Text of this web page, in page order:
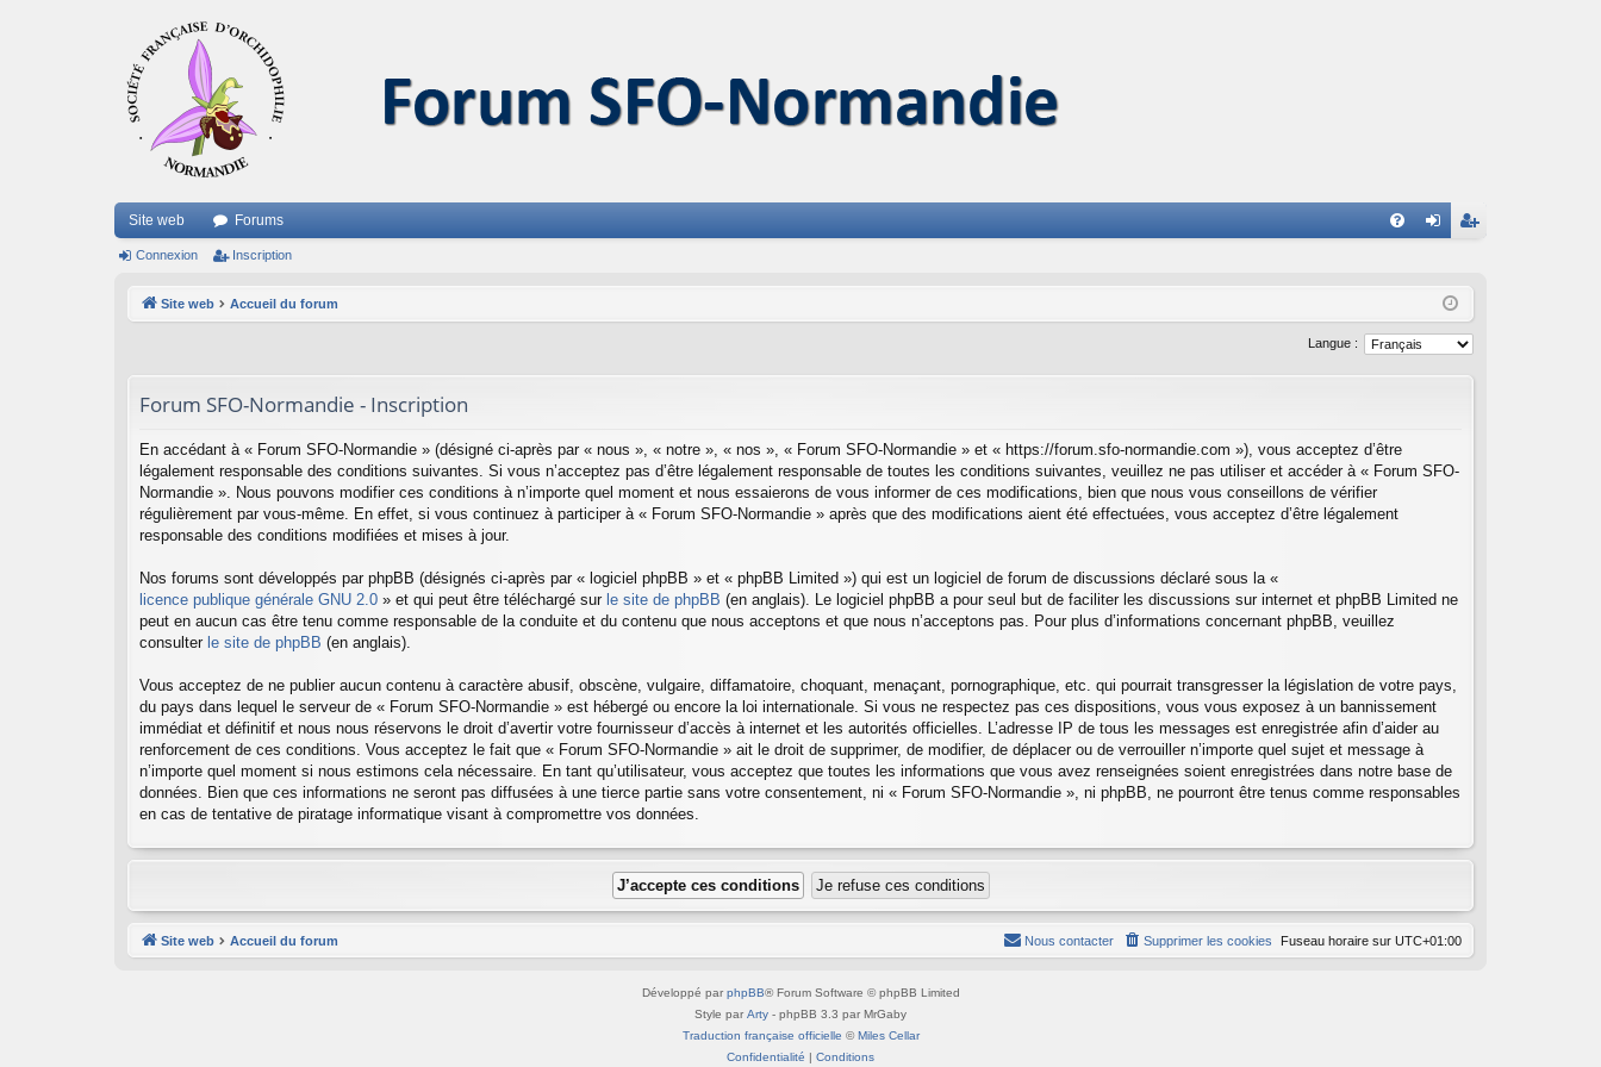
Site web Forums
cri
Connexion Inscription
Site web Accueil du forum
Langue :
Forum SFO-Normandie - Inscription
En accédant à « Forum SFO-Normandie » (désigné ci-après par « nous », « notre », « nos », « Forum SFO-Normandie » et « https://forum.sfo-normandie.com »), vous acceptez d’être
légalement responsable des conditions suivantes. Si vous n’acceptez pas d’être légalement responsable de toutes les conditions suivantes, veuillez ne pas utiliser et accéder à « Forum SFO-
Normandie ». Nous pouvons modifier ces conditions à n’importe quel moment et nous essaierons de vous informer de ces modifications, bien que nous vous conseillons de vérifier
régulièrement par vous-même. En effet, si vous continuez à participer à « Forum SFO-Normandie » après que des modifications aient été effectuées, vous acceptez d’être légalement
responsable des conditions modifiées et mises à jour.
Nos forums sont développés par phpBB (désignés ci-après par « logiciel phpBB » et « phpBB Limited ») qui est un logiciel de forum de discussions déclaré sous la «
licence publique générale GNU 2.0 » et qui peut être téléchargé sur le site de phpBB (en anglais). Le logiciel phpBB a pour seul but de faciliter les discussions sur internet et phpBB Limited ne
peut en aucun cas être tenu comme responsable de la conduite et du contenu que nous acceptons et que nous n’acceptons pas. Pour plus d’informations concernant phpBB, veuillez
consulter le site de phpBB (en anglais).
Vous acceptez de ne publier aucun contenu à caractère abusif, obscène, vulgaire, diffamatoire, choquant, menaçant, pornographique, etc. qui pourrait transgresser la législation de votre pays,
du pays dans lequel le serveur de « Forum SFO-Normandie » est hébergé ou encore la loi internationale. Si vous ne respectez pas ces dispositions, vous vous exposez à un bannissement
immédiat et définitif et nous nous réservons le droit d’avertir votre fournisseur d’accès à internet et les autorités officielles. L’adresse IP de tous les messages est enregistrée afin d’aider au
renforcement de ces conditions. Vous acceptez le fait que « Forum SFO-Normandie » ait le droit de supprimer, de modifier, de déplacer ou de verrouiller n’importe quel sujet et message à
n’importe quel moment si nous estimons cela nécessaire. En tant qu’utilisateur, vous acceptez que toutes les informations que vous avez renseignées soient enregistrées dans notre base de
données. Bien que ces informations ne seront pas diffusées à une tierce partie sans votre consentement, ni « Forum SFO-Normandie », ni phpBB, ne pourront être tenus comme responsables
en cas de tentative de piratage informatique visant à compromettre vos données.
Site web Accueil du forum Fuseau horaire sur UTC+01:00
Supprimer les cookies
Nous contacter
Développé par phpBB® Forum Software © phpBB Limited
Style par Arty - phpBB 3.3 par MrGaby
Traduction française officielle ©Miles Cellar
Confidentialité | Conditions